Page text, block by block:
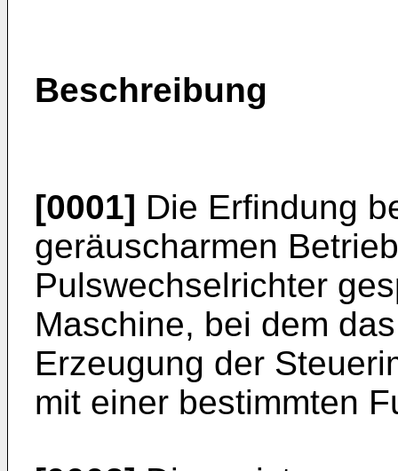
Beschreibung
[0001] Die Erfindung
geräuscharmen
Pulswechselrichter
Maschine, bei dem
Erzeugung der
mit einer bestimmten